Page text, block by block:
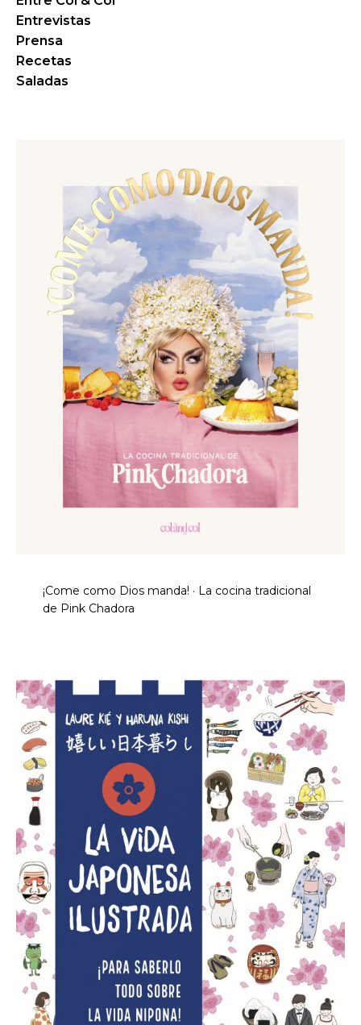
Entrevistas
Prensa
Recetas
Saladas
¡Come como Dios manda! · La cocina tradicional
de Pink Chadora